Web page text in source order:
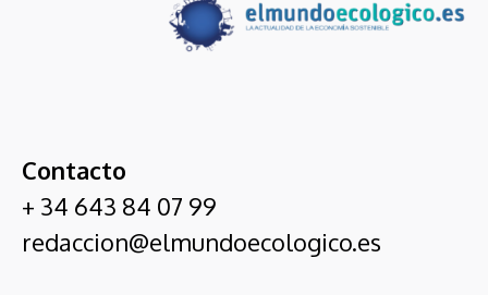
Contacto
+ 34 643 84 07 99
redaccion@elmundoecologico.es